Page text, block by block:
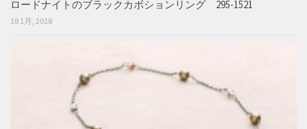
ロードナイトのブラックカボションリング 295-1521
18 1月, 2018